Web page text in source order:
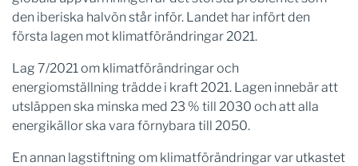
den iberiska halvön står inför. Landet har infört den
första lagen mot klimatförändringar 2021.
Lag 7/2021 om klimatförändringar och
energiomställning trädde i kraft 2021. Lagen innebär att
utsläppen ska minska med 23 % till 2030 och att alla
energikällor ska vara förnybara till 2050.
En annan lagstiftning om klimatförändringar var utkastet